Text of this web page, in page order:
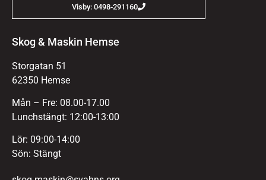
Visby: 0498-291160
Skog & Maskin Hemse
Storgatan 51
62350 Hemse
Mån – Fre: 08.00-17.00
Lunchstängt: 12:00-13:00
Lör: 09:00-14:00
Sön: Stängt